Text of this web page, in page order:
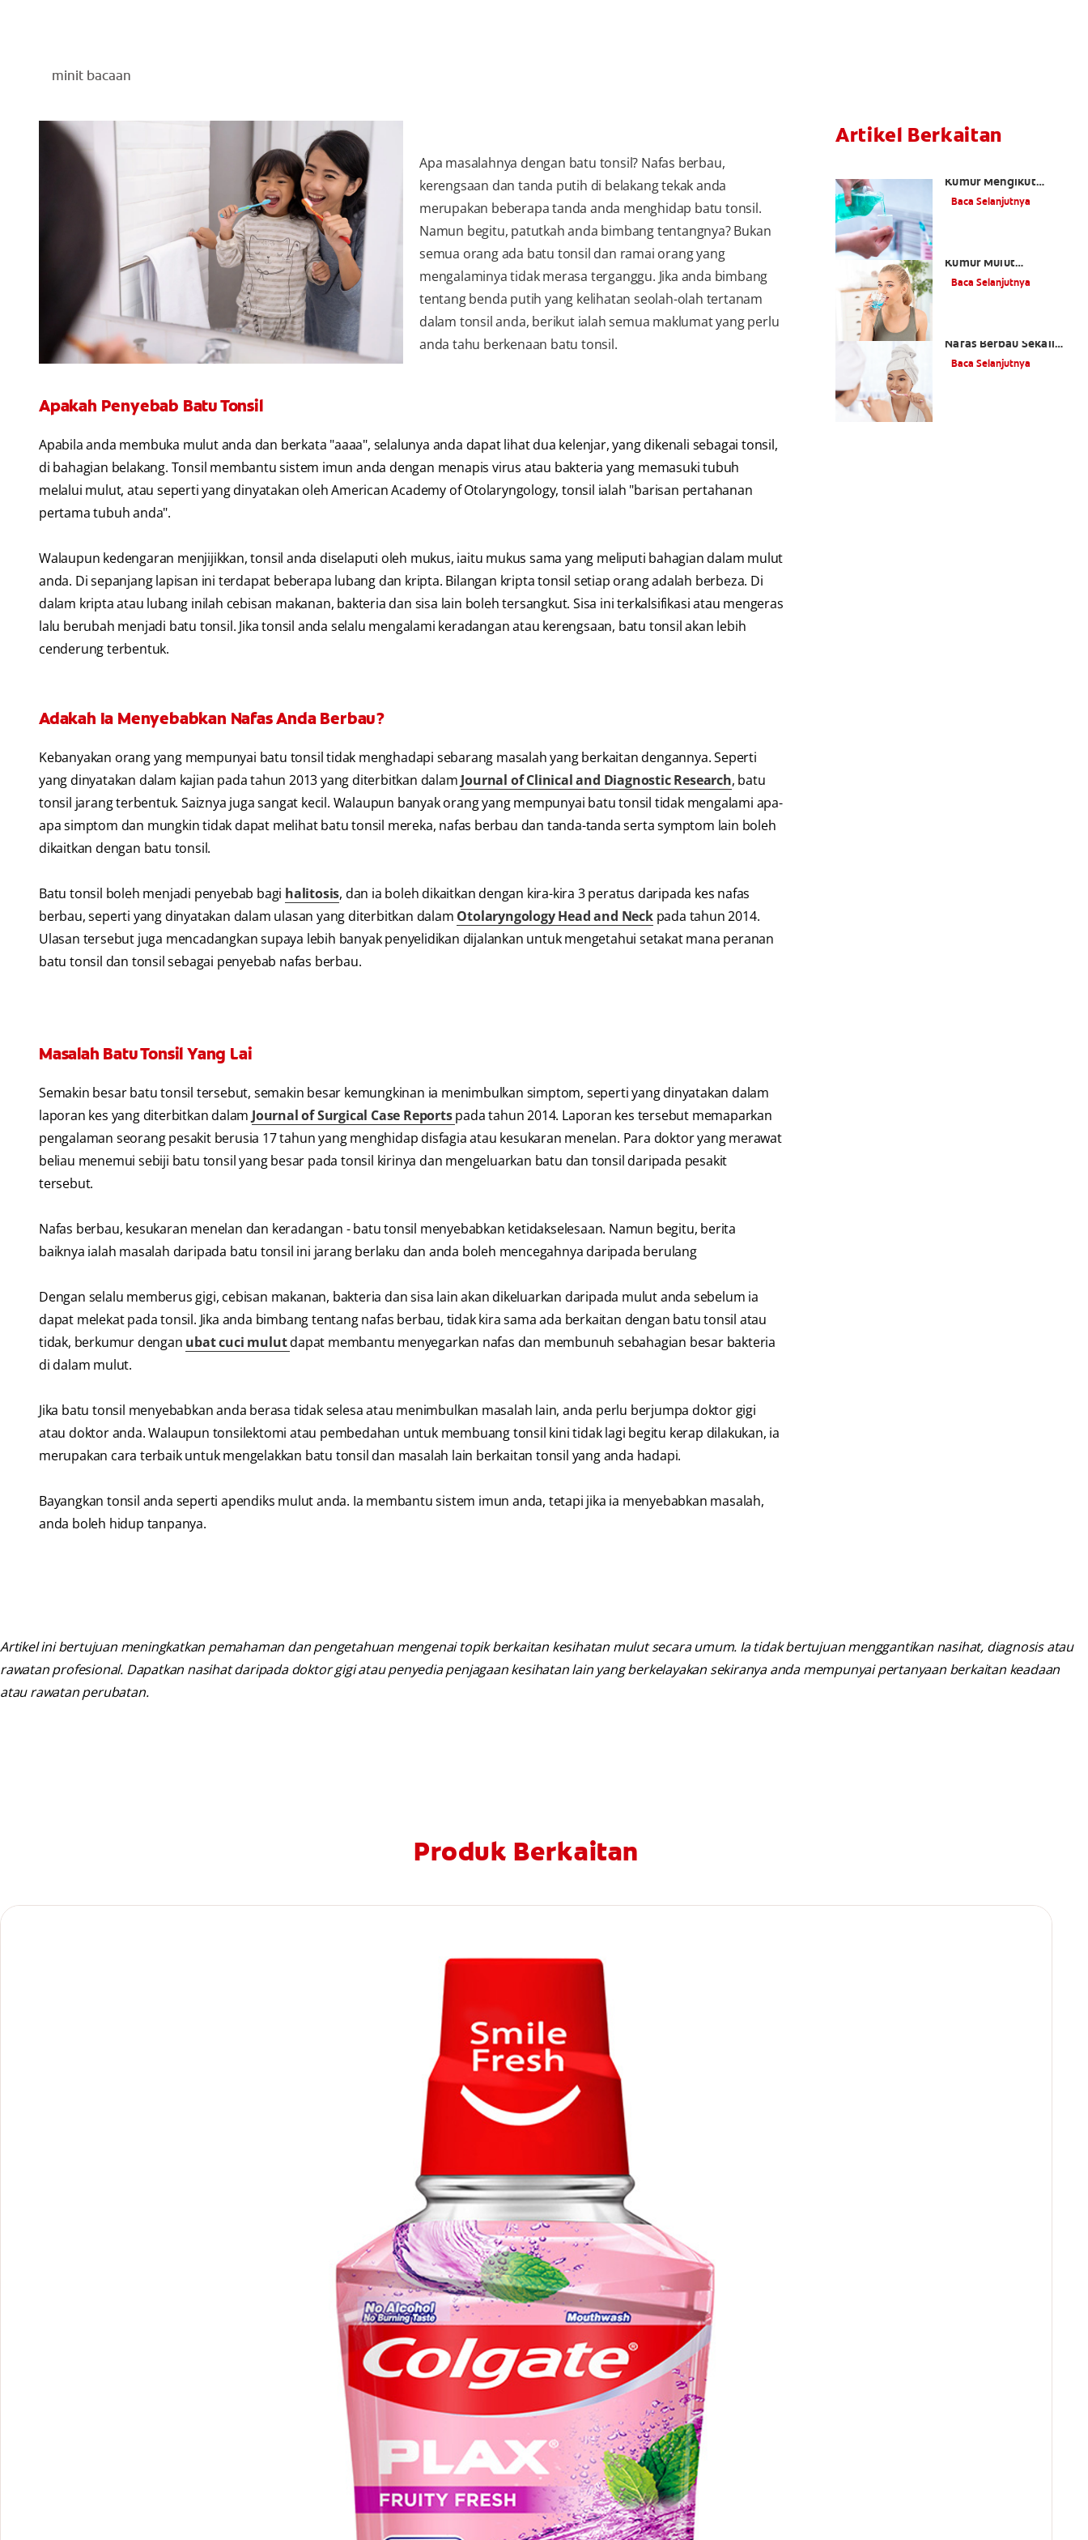
minit bacaan
Apa masalahnya dengan batu tonsil? Nafas berbau,
kerengsaan dan tanda putih di belakang tekak anda
merupakan beberapa tanda anda menghidap batu tonsil.
Namun begitu, patutkah anda bimbang tentangnya? Bukan
semua orang ada batu tonsil dan ramai orang yang
mengalaminya tidak merasa terganggu. Jika anda bimbang
tentang benda putih yang kelihatan seolah-olah tertanam
dalam tonsil anda, berikut ialah semua maklumat yang perlu
anda tahu berkenaan batu tonsil.
Apakah Penyebab Batu Tonsil
Apabila anda membuka mulut anda dan berkata "aaaa", selalunya anda dapat lihat dua kelenjar, yang dikenali sebagai tonsil,
di bahagian belakang. Tonsil membantu sistem imun anda dengan menapis virus atau bakteria yang memasuki tubuh
melalui mulut, atau seperti yang dinyatakan oleh American Academy of Otolaryngology, tonsil ialah "barisan pertahanan
pertama tubuh anda".
Walaupun kedengaran menjijikkan, tonsil anda diselaputi oleh mukus, iaitu mukus sama yang meliputi bahagian dalam mulut
anda. Di sepanjang lapisan ini terdapat beberapa lubang dan kripta. Bilangan kripta tonsil setiap orang adalah berbeza. Di
dalam kripta atau lubang inilah cebisan makanan, bakteria dan sisa lain boleh tersangkut. Sisa ini terkalsifikasi atau mengeras
lalu berubah menjadi batu tonsil. Jika tonsil anda selalu mengalami keradangan atau kerengsaan, batu tonsil akan lebih
cenderung terbentuk.
Adakah Ia Menyebabkan Nafas Anda Berbau?
Kebanyakan orang yang mempunyai batu tonsil tidak menghadapi sebarang masalah yang berkaitan dengannya. Seperti
yang dinyatakan dalam kajian pada tahun 2013 yang diterbitkan dalam Journal of Clinical and Diagnostic Research, batu
tonsil jarang terbentuk. Saiznya juga sangat kecil. Walaupun banyak orang yang mempunyai batu tonsil tidak mengalami apa-
apa simptom dan mungkin tidak dapat melihat batu tonsil mereka, nafas berbau dan tanda-tanda serta symptom lain boleh
dikaitkan dengan batu tonsil.
Batu tonsil boleh menjadi penyebab bagi halitosis, dan ia boleh dikaitkan dengan kira-kira 3 peratus daripada kes nafas
berbau, seperti yang dinyatakan dalam ulasan yang diterbitkan dalam Otolaryngology Head and Neck pada tahun 2014.
Ulasan tersebut juga mencadangkan supaya lebih banyak penyelidikan dijalankan untuk mengetahui setakat mana peranan
batu tonsil dan tonsil sebagai penyebab nafas berbau.
Masalah Batu Tonsil Yang Lai
Semakin besar batu tonsil tersebut, semakin besar kemungkinan ia menimbulkan simptom, seperti yang dinyatakan dalam
laporan kes yang diterbitkan dalam Journal of Surgical Case Reportspada tahun 2014. Laporan kes tersebut memaparkan
pengalaman seorang pesakit berusia 17 tahun yang menghidap disfagia atau kesukaran menelan. Para doktor yang merawat
beliau menemui sebiji batu tonsil yang besar pada tonsil kirinya dan mengeluarkan batu dan tonsil daripada pesakit
tersebut.
Nafas berbau, kesukaran menelan dan keradangan - batu tonsil menyebabkan ketidakselesaan. Namun begitu, berita
baiknya ialah masalah daripada batu tonsil ini jarang berlaku dan anda boleh mencegahnya daripada berulang
Dengan selalu memberus gigi, cebisan makanan, bakteria dan sisa lain akan dikeluarkan daripada mulut anda sebelum ia
dapat melekat pada tonsil. Jika anda bimbang tentang nafas berbau, tidak kira sama ada berkaitan dengan batu tonsil atau
tidak, berkumur dengan ubat cuci mulutdapat membantu menyegarkan nafas dan membunuh sebahagian besar bakteria
di dalam mulut.
Jika batu tonsil menyebabkan anda berasa tidak selesa atau menimbulkan masalah lain, anda perlu berjumpa doktor gigi
atau doktor anda. Walaupun tonsilektomi atau pembedahan untuk membuang tonsil kini tidak lagi begitu kerap dilakukan, ia
merupakan cara terbaik untuk mengelakkan batu tonsil dan masalah lain berkaitan tonsil yang anda hadapi.
Bayangkan tonsil anda seperti apendiks mulut anda. Ia membantu sistem imun anda, tetapi jika ia menyebabkan masalah,
anda boleh hidup tanpanya.
Artikel Berkaitan
Kumur Mengikut
Keperluan Kesihatan
Mulut Anda
Baca Selanjutnya
Kumur Mulut
Berfungsi?
Baca Selanjutnya
Nafas Berbau Sekali
Sekala atau Masalah
Yang Kronik?
Baca Selanjutnya
Artikel ini bertujuan meningkatkan pemahaman dan pengetahuan mengenai topik berkaitan kesihatan mulut secara umum. Ia tidak bertujuan menggantikan nasihat, diagnosis atau
rawatan profesional. Dapatkan nasihat daripada doktor gigi atau penyedia penjagaan kesihatan lain yang berkelayakan sekiranya anda mempunyai pertanyaan berkaitan keadaan
atau rawatan perubatan.
Produk Berkaitan